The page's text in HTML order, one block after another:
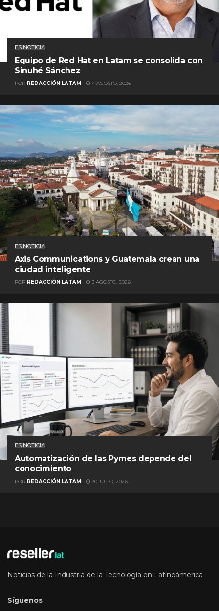
ES NOTICIA
Equipo de Red Hat en Latam se consolida con
Sinuhé Sánchez
POR REDACCIÓN LATAM 4 AGOSTO, 2026
ES NOTICIA
Axis Communications y Guatemala crean una
ciudad inteligente
POR REDACCIÓN LATAM 3 AGOSTO, 2026
ES NOTICIA
Automatización de las Pymes depende del
conocimiento
POR REDACCIÓN LATAM 30 JULIO, 2026
Noticias de la Industria de la Tecnología en Latinoámerica
Síguenos